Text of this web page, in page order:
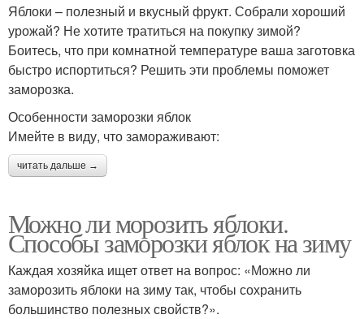
Яблоки – полезный и вкусный фрукт. Собрали хороший
урожай? Не хотите тратиться на покупку зимой?
Боитесь, что при комнатной температуре ваша заготовка
быстро испортиться? Решить эти проблемы поможет
заморозка.
Особенности заморозки яблок
Имейте в виду, что замораживают:
читать дальше →
Можно ли морозить яблоки.
Способы заморозки яблок на зиму
Каждая хозяйка ищет ответ на вопрос: «Можно ли
заморозить яблоки на зиму так, чтобы сохранить
большинство полезных свойств?».